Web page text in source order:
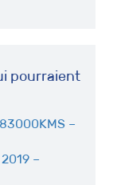
pourraient
–
–